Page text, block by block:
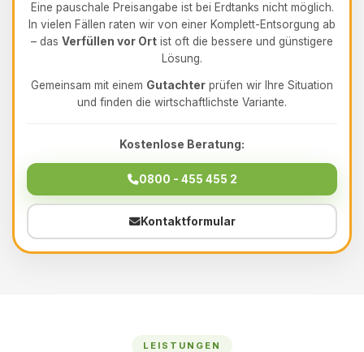
Eine pauschale Preisangabe ist bei Erdtanks nicht möglich.
In vielen Fällen raten wir von einer Komplett-Entsorgung ab
– das Verfüllen vor Ort ist oft die bessere und günstigere
Lösung.
Gemeinsam mit einem Gutachter prüfen wir Ihre Situation
und finden die wirtschaftlichste Variante.
Kostenlose Beratung:
0800 - 455 455 2
Kontaktformular
LEISTUNGEN